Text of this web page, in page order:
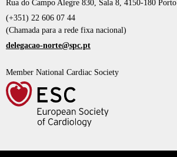
Rua do Campo Alegre 830, Sala 8, 4150-180 Porto
(+351) 22 606 07 44
(Chamada para a rede fixa nacional)
delegacao-norte@spc.pt
Member National Cardiac Society